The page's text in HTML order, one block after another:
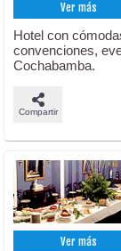
Ver más
Hotel con
convenciones,
Cochabamba.
Compartir
Ver más